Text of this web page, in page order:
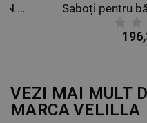
Saboți pentru bărbați LEON MAN BLACK
VEZI MAI MULT
MARCAVELILLA
DE